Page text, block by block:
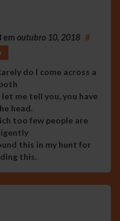
em outubro 10, 2018 #
do I come across a
me tell you, you have
head.
too few people are
this in my hunt for
this.